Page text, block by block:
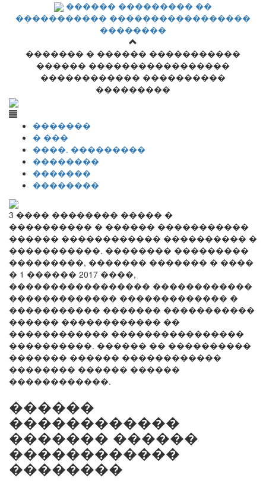
������ ��������� ��
����������� �����������������
��������
������� � ������ �����������
������ �����������������
������������ ����������
���������
�������
� ���
����. ���������
��������
�������
��������
3 ���� �������� ����� �
���������� � ������ �����������
������ ������������ ���������� �
�����������. �������� ���������
���������, ������� ������� � ����
� 1 ������ 2017 ����,
����������������� ������������
������������� ������������� �
����������� ������� �����������
������ ������������ ��
������������ ����������������
����������. ������ �� ����������
������� ������ ������������
�������� ������ ������
������������.
������
������������
������� ������
������������
��������